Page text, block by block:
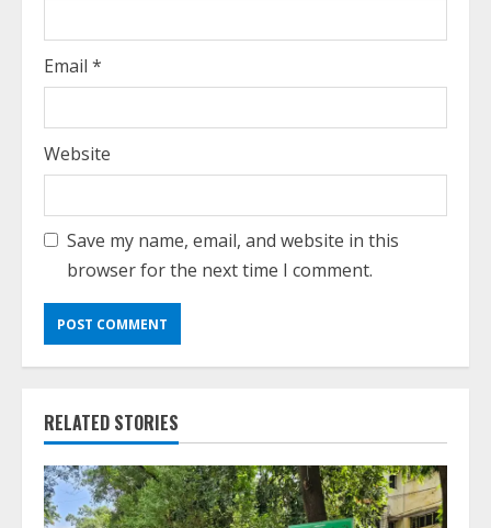
Email *
Website
Save my name, email, and website in this
browser for the next time I comment.
RELATED STORIES